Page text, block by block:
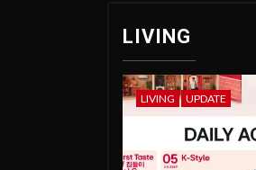
LIVING
LIVING UPDATE